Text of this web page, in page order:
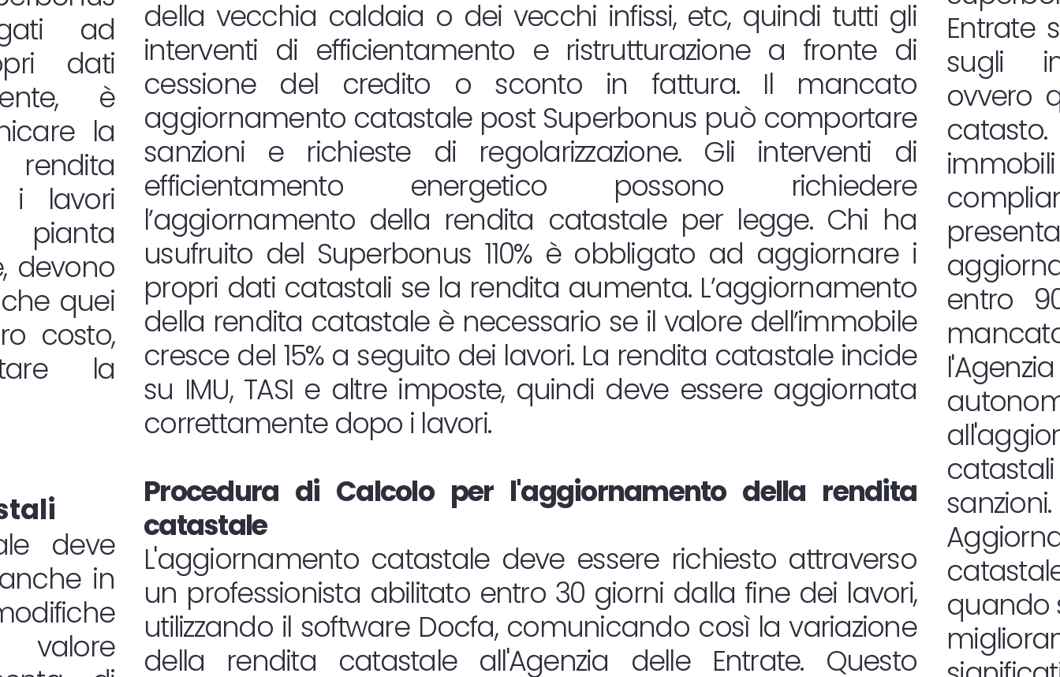
ad
dati
è
la
i lavori
devono
quei
costo,
la
deve
in
della vecchia caldaia o dei vecchi infissi, etc, quindi tutti gli
interventi di efficientamento e ristrutturazione a fronte di
cessione del credito o sconto in fattura. Il mancato
aggiornamento catastale post Superbonus può comportare
sanzioni e richieste di regolarizzazione. Gli interventi di
efficientamento energetico possono richiedere
l’aggiornamento della rendita catastale per legge. Chi ha
usufruito del Superbonus 110% è obbligato ad aggiornare i
propri dati catastali se la rendita aumenta. L’aggiornamento
della rendita catastale è necessario se il valore dell’immobile
cresce del 15% a seguito dei lavori. La rendita catastale incide
su IMU, TASI e altre imposte, quindi deve essere aggiornata
correttamente dopo i lavori.
Procedura di Calcolo per l'aggiornamento della rendita
catastale
L'aggiornamento catastale deve essere richiesto attraverso
un professionista abilitato entro 30 giorni dalla fine dei lavori,
utilizzando il software Docfa, comunicando così la variazione
della rendita catastale all'Agenzia delle Entrate. Questo
Entrate
sugli
ovvero
entro
sanzioni.
quando